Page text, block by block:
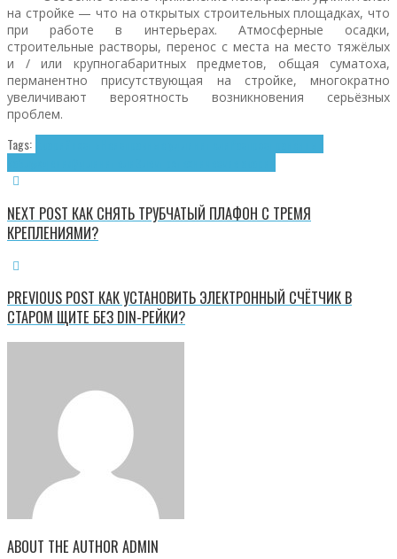
на стройке — что на открытых строительных площадках, что
при работе в интерьерах. Атмосферные осадки,
строительные растворы, перенос с места на место тяжёлых
и / или крупногабаритных предметов, общая суматоха,
перманентно присутствующая на стройке, многократно
увеличивают вероятность возникновения серьёзных
проблем.
Tags:
NEXT POST КАК СНЯТЬ ТРУБЧАТЫЙ ПЛАФОН С ТРЕМЯ
КРЕПЛЕНИЯМИ?
PREVIOUS POST КАК УСТАНОВИТЬ ЭЛЕКТРОННЫЙ СЧЁТЧИК В
СТАРОМ ЩИТЕ БЕЗ DIN-РЕЙКИ?
ABOUT THE AUTHOR ADMIN